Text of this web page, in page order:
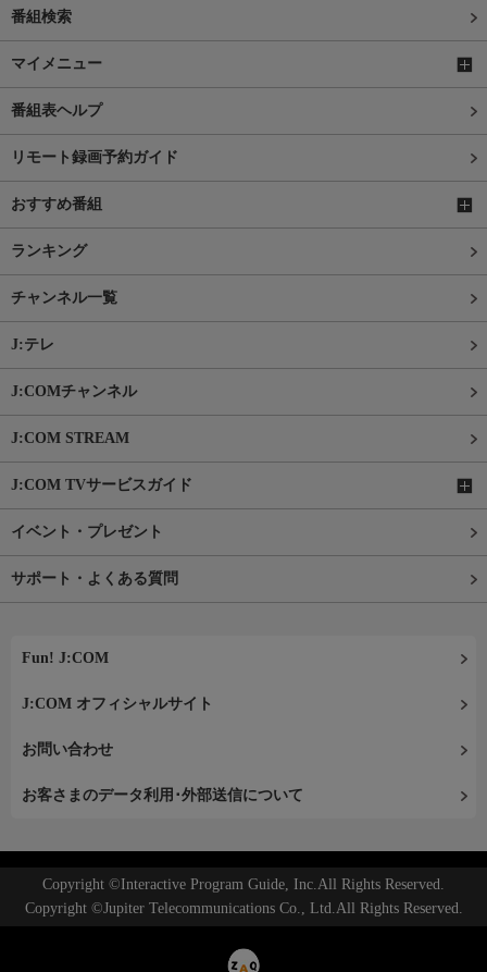
番組検索
マイメニュー
番組表ヘルプ
リモート録画予約ガイド
おすすめ番組
ランキング
チャンネル一覧
J:テレ
J:COMチャンネル
J:COM STREAM
J:COM TVサービスガイド
イベント・プレゼント
サポート・よくある質問
Fun! J:COM
J:COM オフィシャルサイト
お問い合わせ
お客さまのデータ利用･外部送信について
Copyright ©Interactive Program Guide, Inc.All Rights Reserved.
Copyright ©Jupiter Telecommunications Co., Ltd.All Rights Reserved.